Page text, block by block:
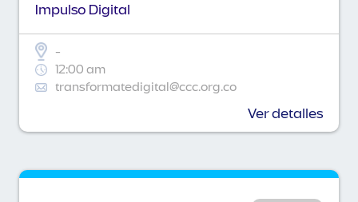
Impulso Digital
-
12:00 am
transformatedigital@ccc.org.co
Ver detalles